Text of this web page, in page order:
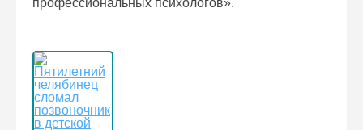
профессиональных психологов».